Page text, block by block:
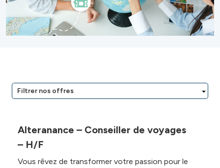
Filtrer nos offres
Alteranance – Conseiller de voyages
– H/F
Vous rêvez de transformer votre passion pour le